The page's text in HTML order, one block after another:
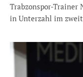
Trabzonspor-Trainer
in Unterzahl im